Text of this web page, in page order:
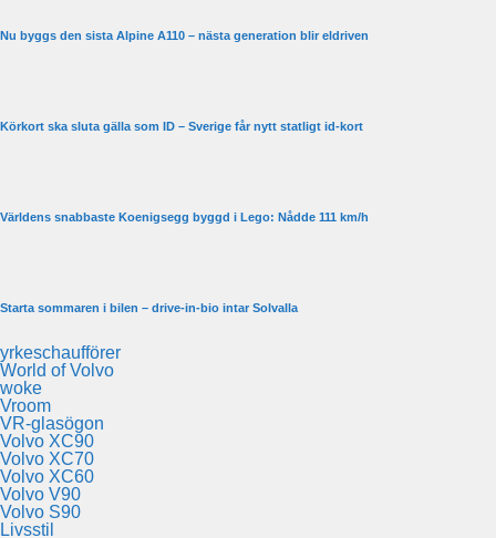
Nu byggs den sista Alpine A110 – nästa generation blir eldriven
Körkort ska sluta gälla som ID – Sverige får nytt statligt id-kort
Världens snabbaste Koenigsegg byggd i Lego: Nådde 111 km/h
Starta sommaren i bilen – drive-in-bio intar Solvalla
yrkeschaufförer
World of Volvo
woke
Vroom
VR-glasögon
Volvo XC90
Volvo XC70
Volvo XC60
Volvo V90
Volvo S90
Livsstil